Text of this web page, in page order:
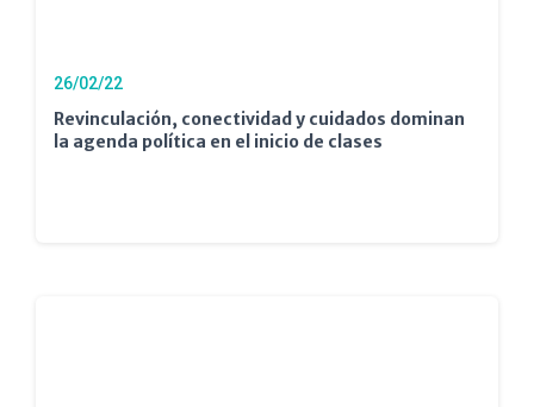
26/02/22
Revinculación, conectividad y cuidados dominan
la agenda política en el inicio de clases